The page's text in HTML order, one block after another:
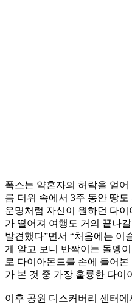
폭스는 약혼자의 허락을 얻
름 더위 속에서 3주 동안 땅
운명처럼 자신이 원하던 다이
가 떨어져 여행도 거의 끝나
발견했다”면서 “처음에는 이
게 알고 보니 반짝이는 돌멩
로 다이아몬드를 손에 들어
가 본 것 중 가장 훌륭한 다이
이후 공원 디스커버리 센터